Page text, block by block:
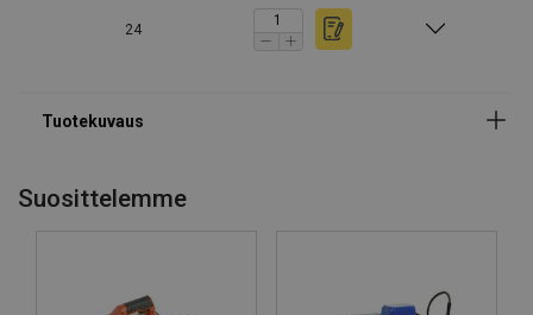
24
Merkintä:
Suosittelemme